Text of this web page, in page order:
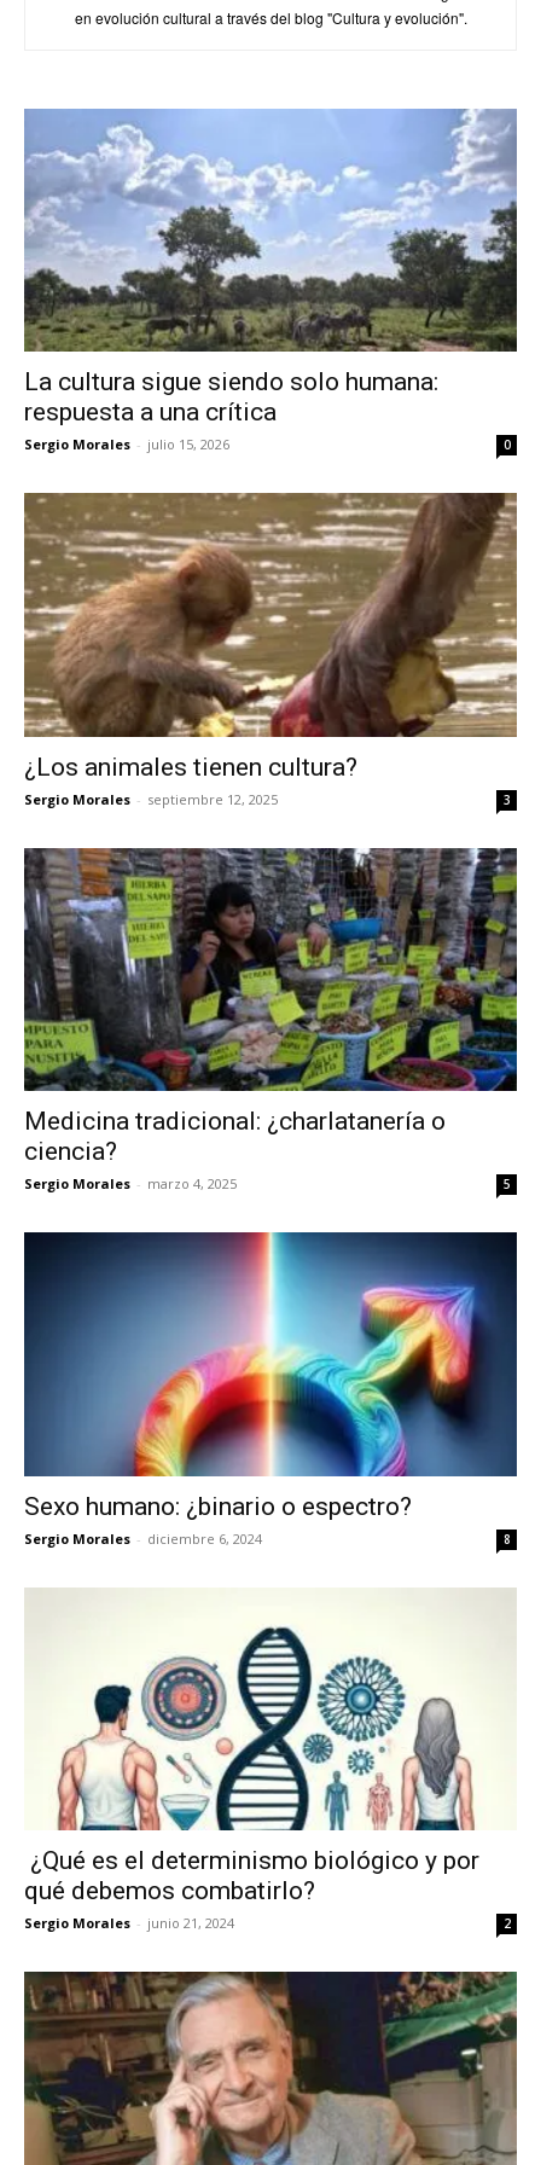
en evolución cultural a través del blog "Cultura y evolución".
La cultura sigue siendo solo humana:
respuesta a una crítica
Sergio Morales - julio 15, 2026 0
¿Los animales tienen cultura?
Sergio Morales - septiembre 12, 2025 3
Medicina tradicional: ¿charlatanería o
ciencia?
Sergio Morales - marzo 4, 2025 5
Sexo humano: ¿binario o espectro?
Sergio Morales - diciembre 6, 2024 8
¿Qué es el determinismo biológico y por
qué debemos combatirlo?
Sergio Morales - junio 21, 2024 2